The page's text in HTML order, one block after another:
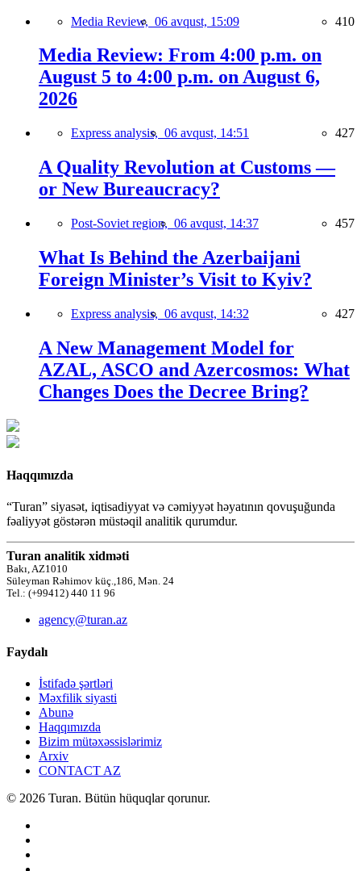
Media Review, 06 avqust, 15:09 410
Media Review: From 4:00 p.m. on
August 5 to 4:00 p.m. on August 6,
2026
Express analysis, 06 avqust, 14:51 427
A Quality Revolution at Customs —
or New Bureaucracy?
Post-Soviet region, 06 avqust, 14:37 457
What Is Behind the Azerbaijani
Foreign Minister’s Visit to Kyiv?
Express analysis, 06 avqust, 14:32 427
A New Management Model for
AZAL, ASCO and Azercosmos: What
Changes Does the Decree Bring?
Haqqımızda
“Turan” siyasət, iqtisadiyyat və cəmiyyət həyatının qovuşuğunda
fəaliyyət göstərən müstəqil analitik qurumdur.
Turan analitik xidməti
Bakı, AZ1010
Süleyman Rəhimov küç.,186, Mən. 24
Tel.: (+99412) 440 11 96
agency@turan.az
Faydalı
İstifadə şərtləri
Məxfilik siyasti
Abunə
Haqqımızda
Bizim mütəxəssislərimiz
Arxiv
CONTACT AZ
© 2026 Turan. Bütün hüquqlar qorunur.